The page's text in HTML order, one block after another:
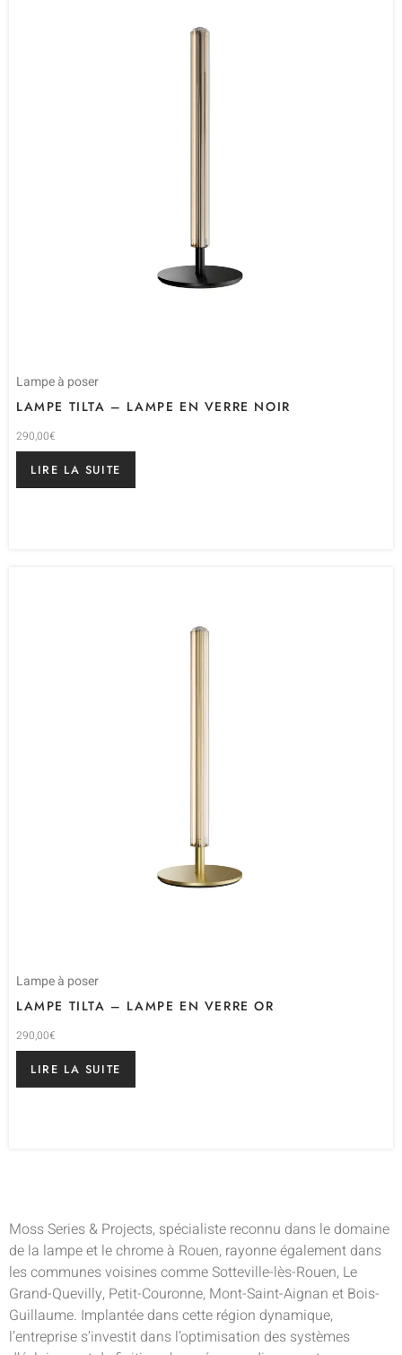
Lampe à poser
LAMPE TILTA – LAMPE EN VERRE NOIR
290,00€
LIRE LA SUITE
Lampe à poser
LAMPE TILTA – LAMPE EN VERRE OR
290,00€
LIRE LA SUITE
Moss Series & Projects, spécialiste reconnu dans le domaine
de la lampe et le chrome à Rouen, rayonne également dans
les communes voisines comme Sotteville-lès-Rouen, Le
Grand-Quevilly, Petit-Couronne, Mont-Saint-Aignan et Bois-
Guillaume. Implantée dans cette région dynamique,
l’entreprise s’investit dans l’optimisation des systèmes